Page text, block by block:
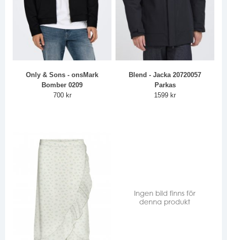
Only & Sons - onsMark
Bomber 0209
700 kr
Blend - Jacka 20720057
Parkas
1599 kr